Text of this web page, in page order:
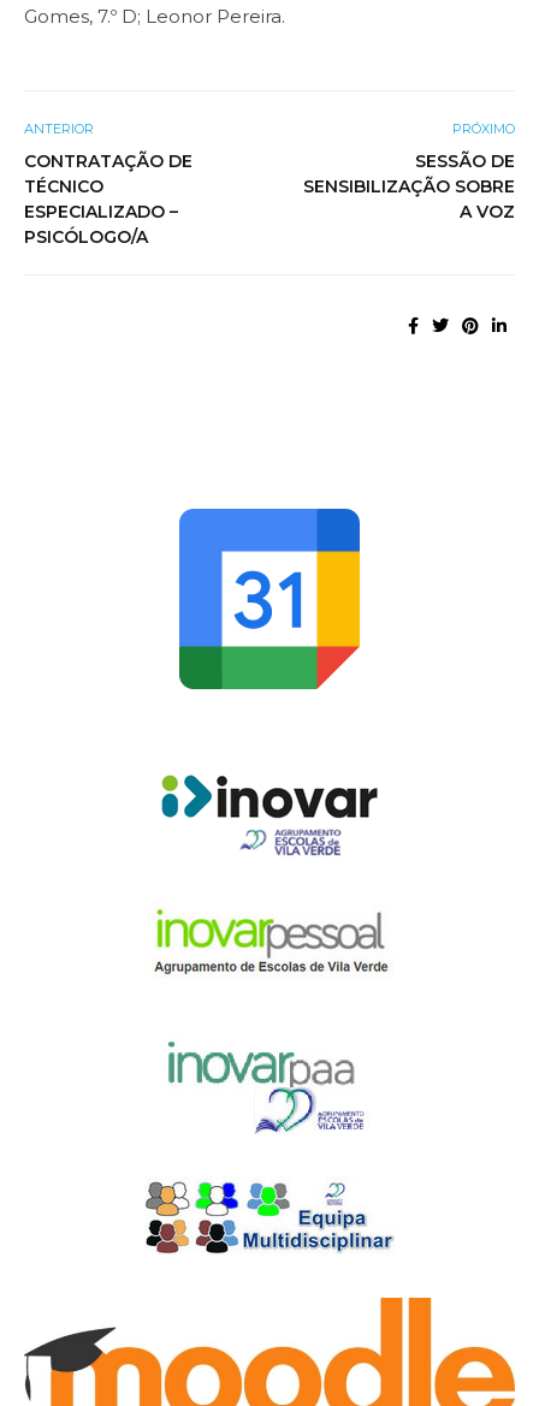
Gomes, 7.º D; Leonor Pereira.
ANTERIOR
CONTRATAÇÃO DE
TÉCNICO
ESPECIALIZADO –
PSICÓLOGO/A
PRÓXIMO
SESSÃO DE
SENSIBILIZAÇÃO SOBRE
A VOZ